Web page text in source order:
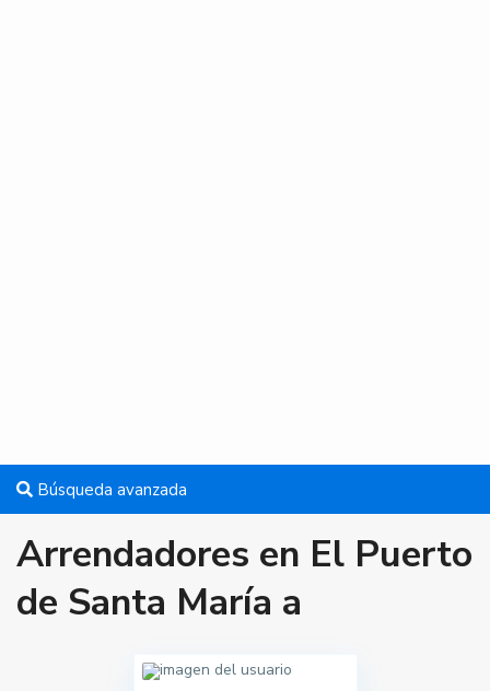
Búsqueda avanzada
Arrendadores en El Puerto
de Santa María a